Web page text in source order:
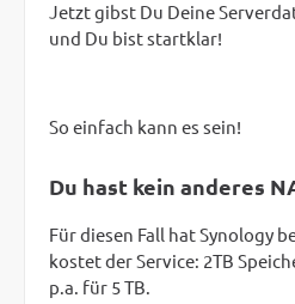
Jetzt gibst Du Deine
und Du bist startklar!
So einfach kann es sein!
Du hast kein anderes
Für diesen Fall hat Synology
kostet der Service: 2TB
p.a. für 5 TB.